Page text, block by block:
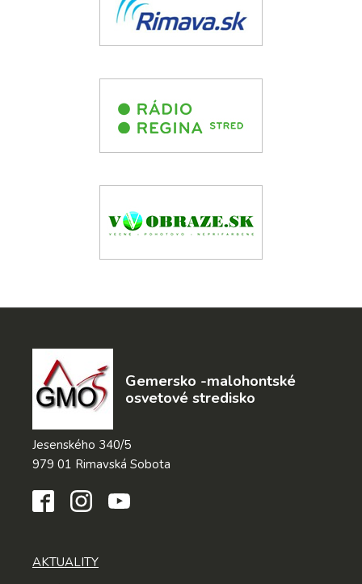
Gemersko -malohontské
osvetové stredisko
Jesenského 340/5
979 01 Rimavská Sobota
AKTUALITY